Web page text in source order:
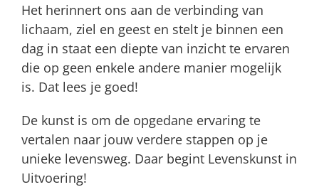
Het herinnert ons aan de verbinding van
lichaam, ziel en geesten stelt je binnen een
dag in staat een diepte van inzicht te ervaren
die op geen enkele andere manier mogelijk
is. Dat lees je goed!
De kunst is om de opgedane ervaring te
vertalen naar jouw verdere stappen op je
unieke levensweg. Daar begint Levenskunst in
Uitvoering!